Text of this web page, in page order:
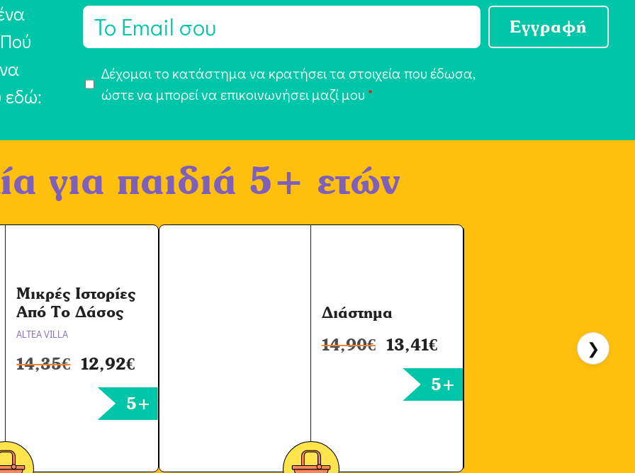
εδώ:
E
i
π
δ
χ
ή
Ό
*
Δέχομαι το κατάστημα να κρατήσει τα στοιχεία που έδωσα,
ώστε να μπορεί να επικοινωνήσει μαζί μου *
Εγγραφή
για παιδιά 5+ ετών
Μικρές Ιστορίες
Από Το Δάσος
ALTEA VILLA
14,35€ 12,92€
5+
Διάστημα
14,90€ 13,41€
5+
❯